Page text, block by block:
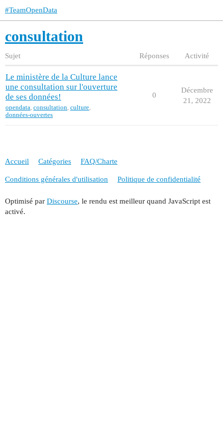
#TeamOpenData
consultation
Sujet Réponses Activité
Le ministère de la Culture lance
une consultation sur l'ouverture
de ses données!
opendata, consultation, culture,
données-ouvertes
0
Décembre
21, 2022
Accueil Catégories FAQ/Charte
Conditions générales d'utilisation Politique de confidentialité
Optimisé par Discourse, le rendu est meilleur quand JavaScript est
activé.